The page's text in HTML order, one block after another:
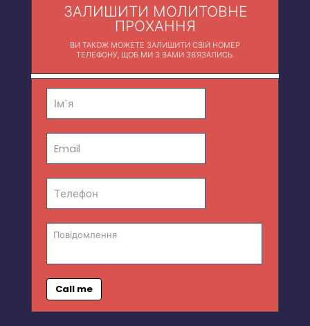
ЗАЛИШИТИ МОЛИТОВНЕ
ПРОХАННЯ
ВИ ТАКОЖ МОЖЕТЕ ЗАЛИШИТИ СВІЙ НОМЕР
ТЕЛЕФОНУ, ЩОБ МИ З ВАМИ ЗВ'ЯЗАЛИСЬ.
Call me